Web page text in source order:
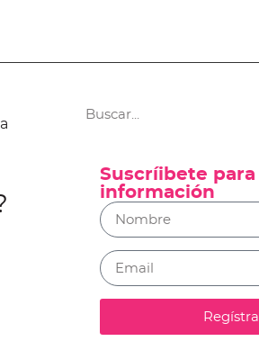
Suscríibete para
información